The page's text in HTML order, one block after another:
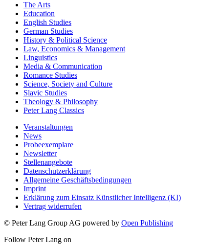
The Arts
Education
English Studies
German Studies
History & Political Science
Law, Economics & Management
Linguistics
Media & Communication
Romance Studies
Science, Society and Culture
Slavic Studies
Theology & Philosophy
Peter Lang Classics
Veranstaltungen
News
Probeexemplare
Newsletter
Stellenangebote
Datenschutzerklärung
Allgemeine Geschäftsbedingungen
Imprint
Erklärung zum Einsatz Künstlicher Intelligenz (KI)
Vertrag widerrufen
© Peter Lang Group AG powered by Open Publishing
Follow Peter Lang on